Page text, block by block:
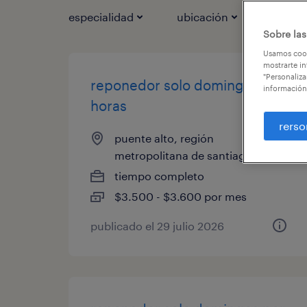
especialidad ubicación
reponedor solo domingos por
horas
puente alto, región
metropolitana de santiago
tiempo completo
$3.500 - $3.600 por mes
publicado el 29 julio 2026
Sobre
Usamos
mostrarte